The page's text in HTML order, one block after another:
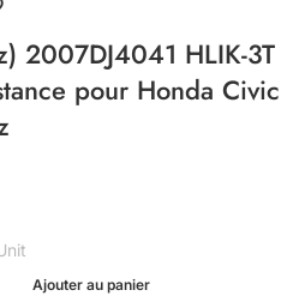
2007DJ4041 HLIK-3T
pour Honda Civic
Ajouter au panier